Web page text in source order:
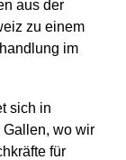
aus der
zu einem
im
sich in
wo wir
für